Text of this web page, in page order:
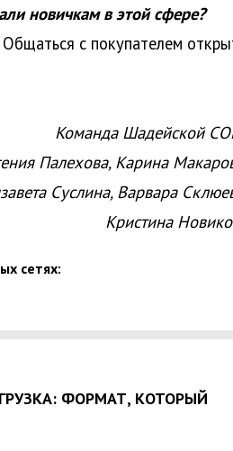
новичкам в этой сфере?
Общаться с покупателем
Команда Шадейской
Палехова, Карина
Суслина, Варвара
Кристина
сетях:
ФОРМАТ, КОТОРЫЙ